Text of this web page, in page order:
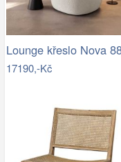
17190,-Kč